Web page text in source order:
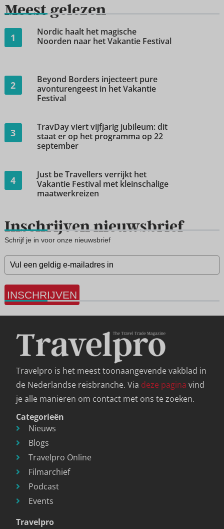
Meest gelezen
1
Nordic haalt het magische
Noorden naar het Vakantie Festival
2
Beyond Borders injecteert pure
avonturengeest in het Vakantie
Festival
3
TravDay viert vijfjarig jubileum: dit
staat er op het programma op 22
september
4
Just be Travellers verrijkt het
Vakantie Festival met kleinschalige
maatwerkreizen
Inschrijven nieuwsbrief
Schrijf je in voor onze nieuwsbrief
INSCHRIJVEN
Travelpro is het meest toonaangevende vakblad in
de Nederlandse reisbranche. Via deze pagina vind
je alle manieren om contact met ons te zoeken.
Categorieën
Nieuws
Blogs
Travelpro Online
Filmarchief
Podcast
Events
Travelpro